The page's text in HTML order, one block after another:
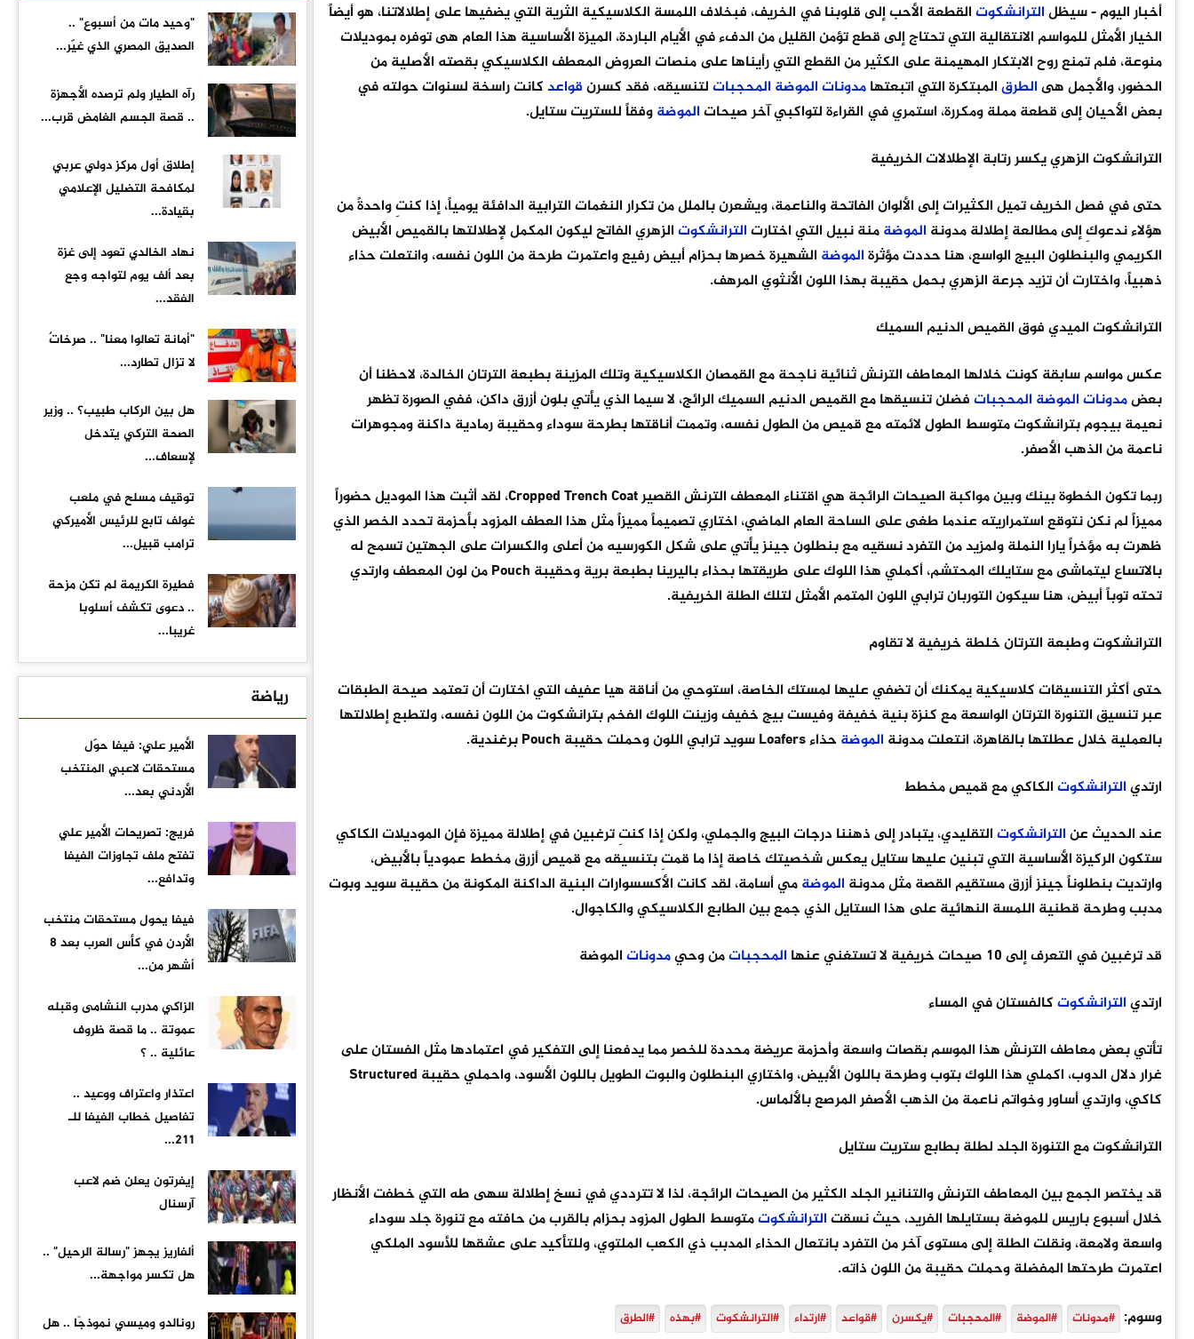
أخبار اليوم- سيظلالترانشكوتالقطعة الأحب إلى قلوبنا في الخريف، فبخلاف اللمسة الكلاسيكية الثرية التي يضفيها على إطلالاتنا، هو أيضاً
الخيار الأمثل للمواسم الانتقالية التي تحتاج إلى قطع تؤمن القليل من الدفء في الأيام الباردة، الميزة الأساسية هذا العام هى توفره بموديلات
منوعة، فلم تمنع روح الابتكار المهيمنة على الكثير من القطع التي رأيناها على منصات العروض المعطف الكلاسيكي بقصته الأصلية من
الحضور، والأجمل هىالطرقالمبتكرة التي اتبعتهامدوناتالموضة المحجباتلتنسيقه، فقد كسرنقواعدكانت راسخة لسنوات حولته في
بعض الأحيان إلى قطعة مملة ومكررة، استمري في القراءة لتواكبي آخر صيحاتالموضةوفقاً للستريت ستايل.
الترانشكوت الزهري يكسر رتابة الإطلالات الخريفية
حتى في فصل الخريف تميل الكثيرات إلى الألوان الفاتحة والناعمة، ويشعرن بالملل من تكرار النغمات الترابية الدافئة يومياً، إذا كنتِ واحدةً من
هؤلاء ندعوكِ إلى مطالعة إطلالة مدونة الموضةمنة نبيل التي اختارتالترانشكوتالزهري الفاتح ليكون المكمل لإطلالتها بالقميص الأبيض
الكريمي والبنطلون البيج الواسع، هنا حددت مؤثرةالموضة الشهيرة خصرها بحزام أبيض رفيع واعتمرت طرحة من اللون نفسه، وانتعلت حذاء
ذهبياً، واختارت أن تزيد جرعة الزهري بحمل حقيبة بهذا اللون الأنثوي المرهف.
الترانشكوت الميدي فوق القميص الدنيم السميك
عكس مواسم سابقة كونت خلالها المعاطف الترنش ثنائية ناجحة مع القمصان الكلاسيكية وتلك المزينة بطبعة الترتان الخالدة، لاحظنا أن
بعضمدوناتالموضة المحجباتفضلن تنسيقها مع القميص الدنيم السميك الرائج، لا سيما الذي يأتي بلون أزرق داكن، ففي الصورة تظهر
نعيمة بيجوم بترانشكوت متوسط الطول لائمته مع قميص من الطول نفسه، وتممت أناقتها بطرحة سوداء وحقيبة رمادية داكنة ومجوهرات
ناعمة من الذهب الأصفر.
ربما تكون الخطوة بينك وبين مواكبة الصيحات الرائجة هي اقتناء المعطف الترنش القصير Cropped Trench Coat، لقد أثبت هذا الموديل حضوراً
مميزاً لم نكن نتوقع استمراريته عندما طغى على الساحة العام الماضي، اختاري تصميماً مميزاً مثل هذا العطف المزود بأحزمة تحدد الخصر الذي
ظهرت به مؤخراً يارا النملة ولمزيد من التفرد نسقيه مع بنطلون جينز يأتي على شكل الكورسيه من أعلى والكسرات على الجهتين تسمح له
بالاتساع ليتماشى مع ستايلك المحتشم، أكملي هذا اللوك على طريقتها بحذاء باليرينا بطبعة برية وحقيبة Pouch من لون المعطف وارتدي
تحته توباً أبيض، هنا سيكون التوربان ترابي اللون المتمم الأمثل لتلك الطلة الخريفية.
الترانشكوت وطبعة الترتان خلطة خريفية لا تقاوم
حتى أكثر التنسيقات كلاسيكية يمكنك أن تضفي عليها لمستك الخاصة، استوحي من أناقة هيا عفيف التي اختارت أن تعتمد صيحة الطبقات
عبر تنسيق التنورة الترتان الواسعة مع كنزة بنية خفيفة وفيست بيج خفيف وزينت اللوك الفخم بترانشكوت من اللون نفسه، ولتطبع إطلالتها
بالعملية خلال عطلتها بالقاهرة، انتعلت مدونة الموضةحذاء Loafers سويد ترابي اللون وحملت حقيبة Pouch برغندية.
ارتديالترانشكوتالكاكي مع قميص مخطط
عند الحديث عنالترانشكوتالتقليدي، يتبادر إلى ذهننا درجات البيج والجملي، ولكن إذا كنتِ ترغبين في إطلالة مميزة فإن الموديلات الكاكي
ستكون الركيزة الأساسية التي تبنين عليها ستايل يعكس شخصيتك خاصة إذا ما قمتِ بتنسيقه مع قميص أزرق مخطط عمودياً بالأبيض،
وارتديت بنطلوناً جينز أزرق مستقيم القصة مثل مدونة الموضةمي أسامة، لقد كانت الأكسسوارات البنية الداكنة المكونة من حقيبة سويد وبوت
مدبب وطرحة قطنية اللمسة النهائية على هذا الستايل الذي جمع بين الطابع الكلاسيكي والكاجوال.
قد ترغبين في التعرف إلى 10 صيحات خريفية لا تستغني عنها
المحجباتمن وحيمدوناتالموضة
ارتديالترانشكوتكالفستان في المساء
تأتي بعض معاطف الترنش هذا الموسم بقصات واسعة وأحزمة عريضة محددة للخصر مما يدفعنا إلى التفكير في اعتمادها مثل الفستان على
غرار دلال الدوب، اكملي هذا اللوك بتوب وطرحة باللون الأبيض، واختاري البنطلون والبوت الطويل باللون الأسود، واحملي حقيبة Structured
كاكي، وارتدي أساور وخواتم ناعمة من الذهب الأصفر المرصع بالألماس.
الترانشكوت مع التنورة الجلد لطلة بطابع ستريت ستايل
قد يختصر الجمع بين المعاطف الترنش والتنانير الجلد الكثير من الصيحات الرائجة، لذا لا تترددي في نسخ إطلالة سهى طه التي خطفت الأنظار
خلال أسبوع باريس للموضة بستايلها الفريد، حيث نسقتالترانشكوتمتوسط الطول المزود بحزام بالقرب من حافته مع تنورة جلد سوداء
واسعة ولامعة، ونقلت الطلة إلى مستوى آخر من التفرد بانتعال الحذاء المدبب ذي الكعب الملتوي، وللتأكيد على عشقها للأسود الملكي
اعتمرت طرحتها المفضلة وحملت حقيبة من اللون ذاته.
وسوم: #مدونات #الموضة #المحجبات #يكسرن #قواعد #ارتداء #الترانشكوت #بهذه #الطرق
"وحيد مات من أسبوع" ..
الصديق المصري الذي غيّر...
رآه الطيار ولم ترصده الأجهزة
.. قصة الجسم الغامض قرب...
إطلاق أول مركز دولي عربي
لمكافحة التضليل الإعلامي
بقيادة...
نهاد الخالدي تعود إلى غزة
بعد ألف يوم لتواجه وجع
الفقد...
"أمانة تعالوا معنا" .. صرخاتٌ
لا تزال تطارد...
هل بين الركاب طبيب؟ .. وزير
الصحة التركي يتدخل
لإسعاف...
توقيف مسلح في ملعب
غولف تابع للرئيس الأميركي
ترامب قبيل...
فطيرة الكريمة لم تكن مزحة
.. دعوى تكشف أسلوبا
غريبا...
رياضة
الأمير علي: فيفا حوّل
مستحقات لاعبي المنتخب
الأردني بعد...
فريج: تصريحات الأمير علي
تفتح ملف تجاوزات الفيفا
وتدافع...
فيفا يحول مستحقات منتخب
الأردن في كأس العرب بعد 8
أشهر من...
الزاكي مدرب النشامى وقبله
عموتة .. ما قصة ظروف
عائلية .. ؟
اعتذار واعتراف ووعيد ..
تفاصيل خطاب الفيفا للـ
211...
إيفرتون يعلن ضم لاعب
آرسنال
ألفاريز يجهز "رسالة الرحيل" ..
هل تكسر مواجهة...
رونالدو وميسي نموذجًا .. هل